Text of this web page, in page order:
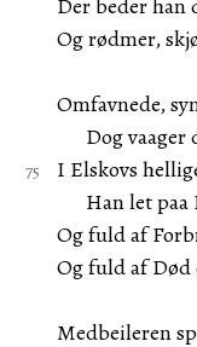
Der beder
Og rødmer,
Omfavnede,
Dog vaager
I Elskovs
Han let paa
Og fuld af
Og fuld af Død
Medbeileren